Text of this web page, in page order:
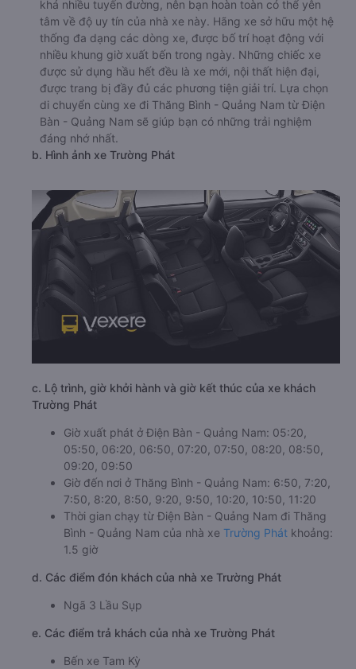
khá nhiều tuyến đường, nên bạn hoàn toàn có thể yên
tâm về độ uy tín của nhà xe này. Hãng xe sở hữu một hệ
thống đa dạng các dòng xe, được bố trí hoạt động với
nhiều khung giờ xuất bến trong ngày. Những chiếc xe
được sử dụng hầu hết đều là xe mới, nội thất hiện đại,
được trang bị đầy đủ các phương tiện giải trí. Lựa chọn
di chuyển cùng xe đi Thăng Bình - Quảng Nam từ Điện
Bàn - Quảng Nam sẽ giúp bạn có những trải nghiệm
đáng nhớ nhất.
b. Hình ảnh xe Trường Phát
c. Lộ trình, giờ khởi hành và giờ kết thúc của xe khách
Trường Phát
Giờ xuất phát ở Điện Bàn - Quảng Nam: 05:20,
05:50, 06:20, 06:50, 07:20, 07:50, 08:20, 08:50,
09:20, 09:50
Giờ đến nơi ở Thăng Bình - Quảng Nam: 6:50, 7:20,
7:50, 8:20, 8:50, 9:20, 9:50, 10:20, 10:50, 11:20
Thời gian chạy từ Điện Bàn - Quảng Nam đi Thăng
Bình - Quảng Nam của nhà xe Trường Phát khoảng:
1.5 giờ
d. Các điểm đón khách của nhà xe Trường Phát
Ngã 3 Lầu Sụp
e. Các điểm trả khách của nhà xe Trường Phát
Bến xe Tam Kỳ